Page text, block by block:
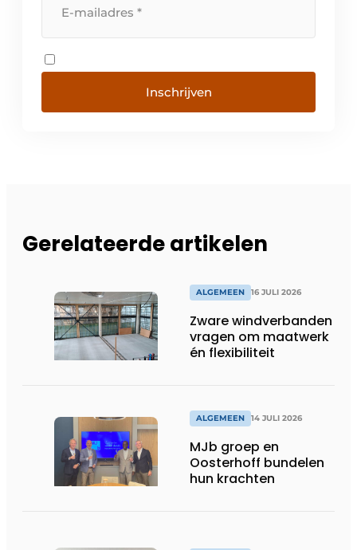
Inschrijven
Gerelateerde artikelen
ALGEMEEN 16 JULI 2026
Zware windverbanden
vragen om maatwerk
én flexibiliteit
ALGEMEEN 14 JULI 2026
MJb groep en
Oosterhoff bundelen
hun krachten